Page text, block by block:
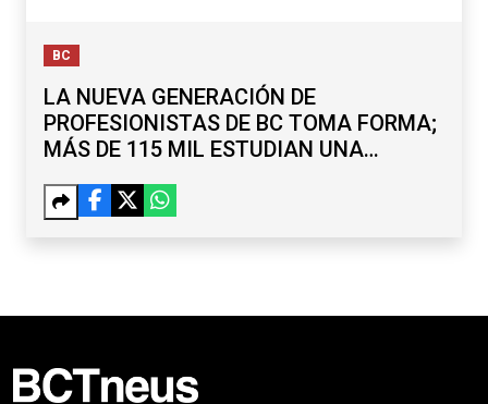
BC
LA NUEVA GENERACIÓN DE
PROFESIONISTAS DE BC TOMA FORMA;
MÁS DE 115 MIL ESTUDIAN UNA